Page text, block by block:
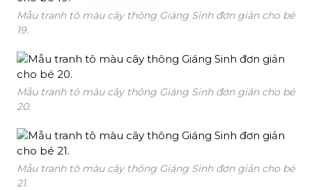
Mẫu tranh tô màu cây thông Giáng Sinh đơn giản cho bé
19.
Mẫu tranh tô màu cây thông Giáng Sinh đơn giản cho bé
20.
Mẫu tranh tô màu cây thông Giáng Sinh đơn giản cho bé
21.